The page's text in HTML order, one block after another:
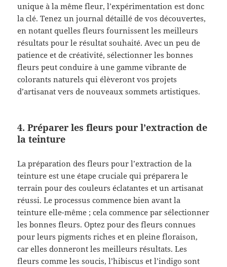
unique à la même fleur, l’expérimentation est donc
la clé. Tenez un journal détaillé de vos découvertes,
en notant quelles fleurs fournissent les meilleurs
résultats pour le résultat souhaité. Avec un peu de
patience et de créativité, sélectionner les bonnes
fleurs peut conduire à une gamme vibrante de
colorants naturels qui élèveront vos projets
d’artisanat vers de nouveaux sommets artistiques.
4. Préparer les fleurs pour l’extraction de
la teinture
La préparation des fleurs pour l’extraction de la
teinture est une étape cruciale qui préparera le
terrain pour des couleurs éclatantes et un artisanat
réussi. Le processus commence bien avant la
teinture elle-même ; cela commence par sélectionner
les bonnes fleurs. Optez pour des fleurs connues
pour leurs pigments riches et en pleine floraison,
car elles donneront les meilleurs résultats. Les
fleurs comme les soucis, l’hibiscus et l’indigo sont